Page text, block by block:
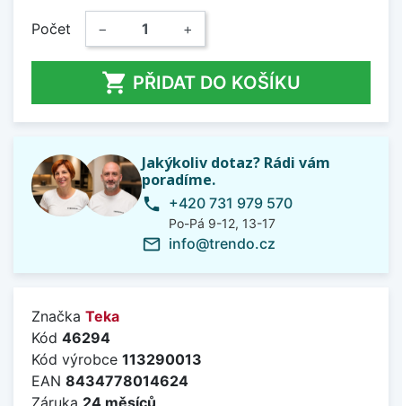
Počet − +
 PŘIDAT DO KOŠÍKU
Jakýkoliv dotaz? Rádi vám
poradíme.
phone +420 731 979 570
Po-Pá 9-12, 13-17
mail_outline info@trendo.cz
Značka Teka
Kód 46294
Kód výrobce 113290013
EAN 8434778014624
Záruka 24 měsíců